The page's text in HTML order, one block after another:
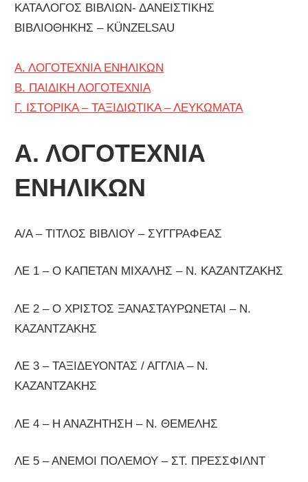
ΚΑΤΑΛΟΓΟΣ ΒΙΒΛΙΩΝ- ΔΑΝΕΙΣΤΙΚΗΣ
ΒΙΒΛΙΟΘΗΚΗΣ – KÜNZELSAU
Α. ΛΟΓΟΤΕΧΝΙΑ ΕΝΗΛΙΚΩΝ
Β. ΠΑΙΔΙΚΗ ΛΟΓΟΤΕΧΝΙΑ
Γ. ΙΣΤΟΡΙΚΑ – ΤΑΞΙΔΙΩΤΙΚΑ – ΛΕΥΚΩΜΑΤΑ
Α. ΛΟΓΟΤΕΧΝΙΑ
ΕΝΗΛΙΚΩΝ
Α/Α – ΤΙΤΛΟΣ ΒΙΒΛΙΟΥ – ΣΥΓΓΡΑΦΕΑΣ
ΛΕ 1 – Ο ΚΑΠΕΤΑΝ ΜΙΧΑΛΗΣ – Ν. ΚΑΖΑΝΤΖΑΚΗΣ
ΛΕ 2 – Ο ΧΡΙΣΤΟΣ ΞΑΝΑΣΤΑΥΡΩΝΕΤΑΙ – Ν.
ΚΑΖΑΝΤΖΑΚΗΣ
ΛΕ 3 – ΤΑΞΙΔΕΥΟΝΤΑΣ / ΑΓΓΛΙΑ – Ν.
ΚΑΖΑΝΤΖΑΚΗΣ
ΛΕ 4 – Η ΑΝΑΖΗΤΗΣΗ – Ν. ΘΕΜΕΛΗΣ
ΛΕ 5 – ΑΝΕΜΟΙ ΠΟΛΕΜΟΥ – ΣΤ. ΠΡΕΣΣΦΙΛΝΤ